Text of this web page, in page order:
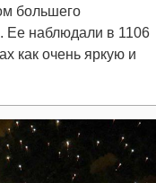
большего
Ее наблюдали в 1106
как очень яркую и